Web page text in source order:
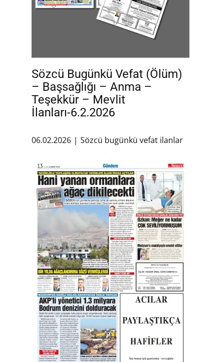
Sözcü Bugünkü Vefat (Ölüm)
– Başsağlığı – Anma –
Teşekkür – Mevlit
İlanları-6.2.2026
06.02.2026 Sözcü bugünkü vefat ilanlar